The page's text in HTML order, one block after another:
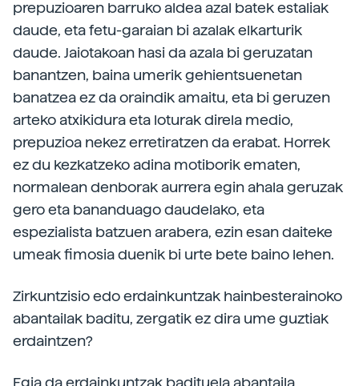
prepuzioaren barruko aldea azal batek estaliak
daude, eta fetu-garaian bi azalak elkarturik
daude. Jaiotakoan hasi da azala bi geruzatan
banantzen, baina umerik gehientsuenetan
banatzea ez da oraindik amaitu, eta bi geruzen
arteko atxikidura eta loturak direla medio,
prepuzioa nekez erretiratzen da erabat. Horrek
ez du kezkatzeko adina motiborik ematen,
normalean denborak aurrera egin ahala geruzak
gero eta bananduago daudelako, eta
espezialista batzuen arabera, ezin esan daiteke
umeak fimosia duenik bi urte bete baino lehen.
Zirkuntzisio edo erdainkuntzak hainbesterainoko
abantailak baditu, zergatik ez dira ume guztiak
erdaintzen?
Egia da erdainkuntzak badituela abantaila